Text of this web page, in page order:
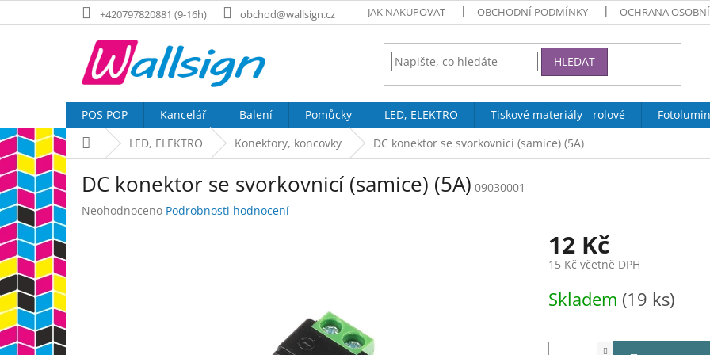
na
+420797820881 (9-16h) obchod@wallsign.cz JAK NAKUPOVAT OBCHODNÍ PODMÍNKY OCHRANA
HLEDAT
POS POP Kancelář Balení Pomůcky LED, ELEKTRO Tiskové materiály - rolové
Domů LED, ELEKTRO Konektory, koncovky DC konektor se svorkovnicí (samice) (5A)
DC konektor se svorkovnicí (samice) (5A) 09030001
Průměrné
Neohodnoceno Podrobnosti hodnocení
12 Kč
15 Kč včetně DPH
cena:
Skladem (19 ks)